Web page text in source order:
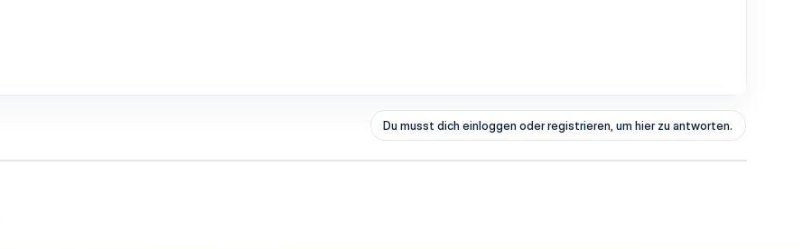
Du musst dich einloggen oder registrieren, um hier zu antworten.